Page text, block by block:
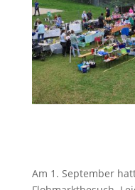
Am 1. September